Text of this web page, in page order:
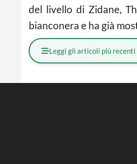
del livello di Zidane,
bianconera e ha già
Leggi gli articoli più recenti